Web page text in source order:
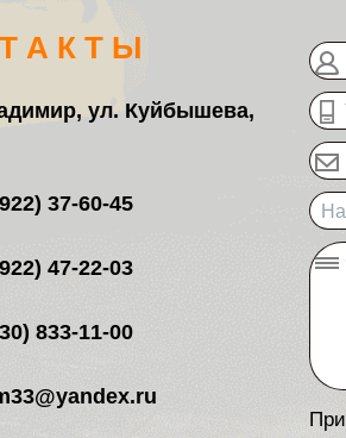
А К Т Ы
ул. Куйбышева,
37-60-45
47-22-03
833-11-00